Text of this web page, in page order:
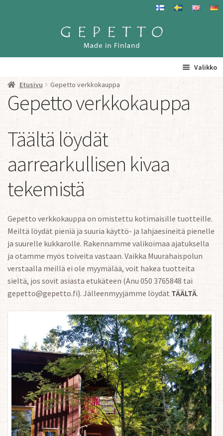
Siirry
Siirry
Valikko
Etusivu
Tuotteet
Yhteystiedot/ Gepetosta
Jälleenmyyjät ja agentit
Tavataan täällä
Gepetto Jälleenmyyjille
Etusivu Gepetto verkkokauppa
Gepetto verkkokauppa
Täältä löydät
aarrearkullisen kivaa
tekemistä
Gepetto verkkokauppa on omistettu kotimaisille tuotteille.
Meiltä löydät pieniä ja suuria käyttö- ja lahjaesineitä pienelle
ja suurelle kukkarolle. Rakennamme valikoimaa ajatuksella
ja otamme myös toiveita vastaan. Vaikka Muurahaispolun
verstaalla meillä ei ole myymälää, voit hakea tuotteita
sieltä, jos sovit asiasta etukäteen (Anu 050 3765848 tai
gepetto@gepetto.fi). Jälleenmyyjämme löydät TÄÄLTÄ.